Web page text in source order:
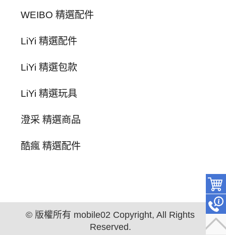
WEIBO 精選配件
LiYi 精選配件
LiYi 精選包款
LiYi 精選玩具
澄采 精選商品
酷瘋 精選配件
© 版權所有 mobile02 Copyright, All Rights
Reserved.